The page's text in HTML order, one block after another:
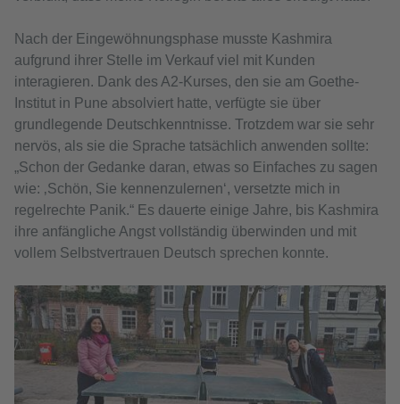
Nach der Eingewöhnungsphase musste Kashmira
aufgrund ihrer Stelle im Verkauf viel mit Kunden
interagieren. Dank des A2-Kurses, den sie am Goethe-
Institut in Pune absolviert hatte, verfügte sie über
grundlegende Deutschkenntnisse. Trotzdem war sie sehr
nervös, als sie die Sprache tatsächlich anwenden sollte:
„Schon der Gedanke daran, etwas so Einfaches zu sagen
wie: ‚Schön, Sie kennenzulernen‘, versetzte mich in
regelrechte Panik.“ Es dauerte einige Jahre, bis Kashmira
ihre anfängliche Angst vollständig überwinden und mit
vollem Selbstvertrauen Deutsch sprechen konnte.